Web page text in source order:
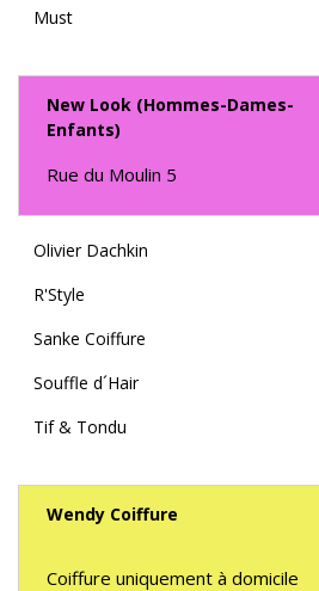
Must
New Look (Hommes-Dames-
Enfants)
Rue du Moulin 5
Olivier Dachkin
R'Style
Sanke Coiffure
Souffle d´Hair
Tif & Tondu
Wendy Coiffure
Coiffure uniquement à domicile